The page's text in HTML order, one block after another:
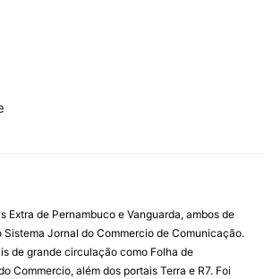
Extra de Pernambuco e Vanguarda, ambos de
Sistema Jornal do Commercio de Comunicação.
de grande circulação como Folha de
Commercio, além dos portais Terra e R7. Foi